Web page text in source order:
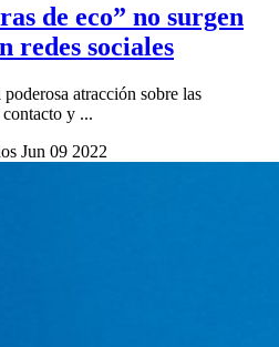
de eco” no surgen
redes sociales
atracción sobre las
contacto y ...
Jun 09 2022